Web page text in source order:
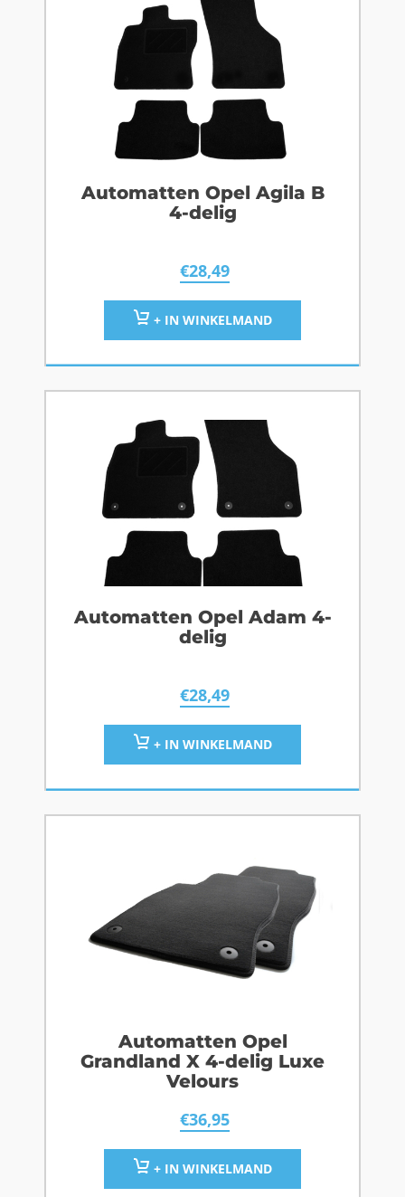
Automatten Opel Agila B
4-delig
€28,49
+ IN WINKELMAND
Automatten Opel Adam 4-
delig
€28,49
+ IN WINKELMAND
Automatten Opel
Grandland X 4-delig Luxe
Velours
€36,95
+ IN WINKELMAND